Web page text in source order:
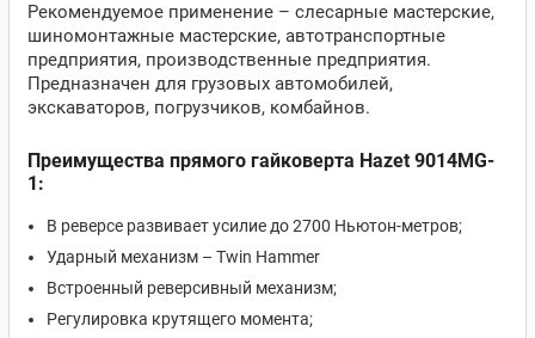
Рекомендуемое применение – слесарные мастерские,
шиномонтажные мастерские, автотранспортные
предприятия, производственные предприятия.
Предназначен для грузовых автомобилей,
экскаваторов, погрузчиков, комбайнов.
Преимущества прямого гайковерта Hazet 9014MG-
1:
В реверсе развивает усилие до 2700 Ньютон-метров;
Ударный механизм – Twin Hammer
Встроенный реверсивный механизм;
Регулировка крутящего момента;